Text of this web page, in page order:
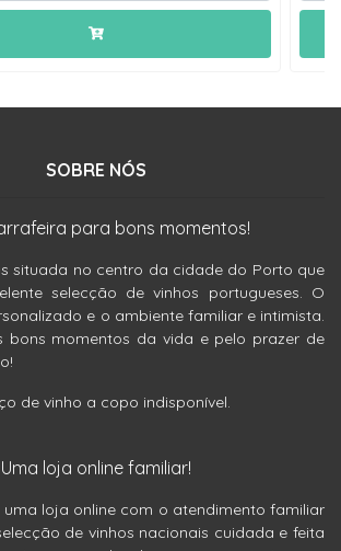
SOBRE NÓS
para bons momentos!
situada no centro da cidade do Porto que
selecção de vinhos portugueses. O
e o ambiente familiar e intimista.
bons momentos da vida e pelo prazer de
de vinho a copo indisponível.
Uma loja online familiar!
loja online com o atendimento familiar
de vinhos nacionais cuidada e feita